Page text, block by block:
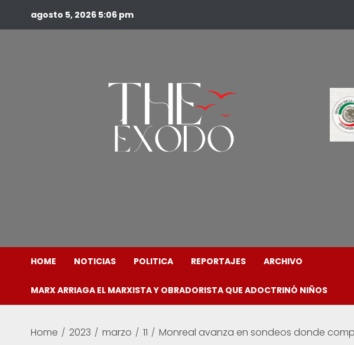
agosto 5, 2026 5:06 pm
HOME NOTICIAS POLITICA REPORTAJES ARCHIVO
MARX ARRIAGA EL MARXISTA Y OBRADORISTA QUE ADOCTRINÓ NIÑOS
Home 2023 marzo 11 Monreal avanza en sondeos donde